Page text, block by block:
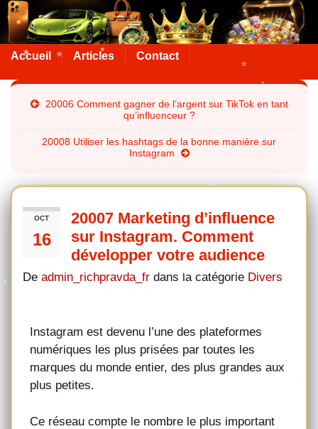
Accueil Articles Contact
20006 Comment gagner de l’argent sur TikTok en tant
qu’influenceur ?
20008 Utiliser les hashtags de la bonne manière sur
Instagram
OCT
16
20007 Marketing d’influence
sur Instagram. Comment
développer votre audience
De admin_richpravda_fr dans la catégorie Divers
Instagram est devenu l’une des plateformes
numériques les plus prisées par toutes les
marques du monde entier, des plus grandes aux
plus petites.
Ce réseau compte le nombre le plus important